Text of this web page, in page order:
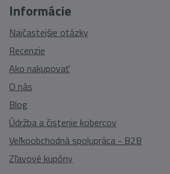
Informácie
Najčastejšie otázky
Recenzie
Ako nakupovať
O nás
Blog
Údržba a čistenie kobercov
Veľkoobchodná spolupráca - B2B
Zľavové kupóny